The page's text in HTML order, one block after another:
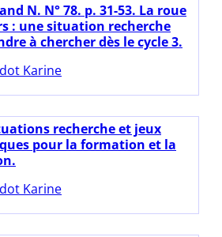
N. N° 78. p. 31-53. La roue
: une situation recherche
à chercher dès le cycle 3.
Karine
recherche et jeux
pour la formation et la
Karine